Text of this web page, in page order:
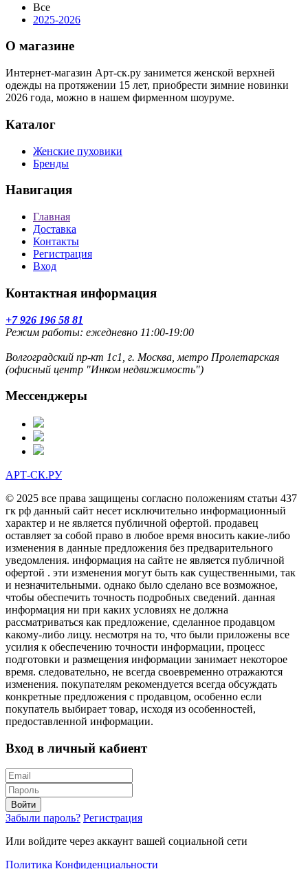
Все
2025-2026
О магазине
Интернет-магазин Арт-ск.ру занимется женской верхней
одежды на протяжении 15 лет, приобрести зимние новинки
2026 года, можно в нашем фирменном шоуруме.
Каталог
Женские пуховики
Бренды
Навигация
Главная
Доставка
Контакты
Регистрация
Вход
Контактная информация
+7 926 196 58 81
Режим работы: ежедневно 11:00-19:00
Волгоградский пр-кт 1с1, г. Москва, метро Пролетарская
(офисный центр "Инком недвижимость")
Мессенджеры
АРТ-СК.РУ
© 2025 все права защищены согласно положениям статьи 437
гк рф данный сайт несет исключительно информационный
характер и не является публичной офертой. продавец
оставляет за собой право в любое время вносить какие-либо
изменения в данные предложения без предварительного
уведомления. информация на сайте не является публичной
офертой . эти изменения могут быть как существенными, так
и незначительными. однако было сделано все возможное,
чтобы обеспечить точность подробных сведений. данная
информация ни при каких условиях не должна
рассматриваться как предложение, сделанное продавцом
какому-либо лицу. несмотря на то, что были приложены все
усилия к обеспечению точности информации, процесс
подготовки и размещения информации занимает некоторое
время. следовательно, не всегда своевременно отражаются
изменения. покупателям рекомендуется всегда обсуждать
конкретные предложения с продавцом, особенно если
покупатель выбирает товар, исходя из особенностей,
предоставленной информации.
Вход в личный кабиент
Войти
Забыли пароль? Регистрация
Или войдите через аккаунт вашей социальной сети
Политика Конфиденциальности